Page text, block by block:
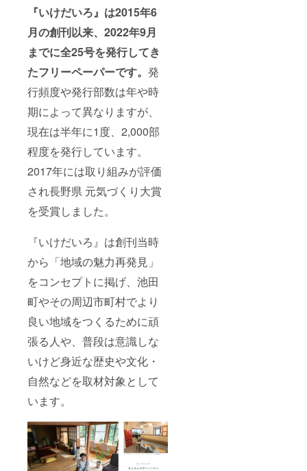
『いけだいろ』は2015年6
月の創刊以来、2022年9月
までに全25号を発行してき
たフリーペーパーです。 発
行頻度や発行部数は年や時
期によって異なりますが、
現在は半年に1度、2,000部
程度を発行しています。
2017年には取り組みが評価
され長野県 元気づくり大賞
を受賞しました。
『いけだいろ』は創刊当時
から「地域の魅力再発見」
をコンセプトに掲げ、池田
町やその周辺市町村でより
良い地域をつくるために頑
張る人や、普段は意識しな
いけど身近な歴史や文化・
自然などを取材対象として
います。